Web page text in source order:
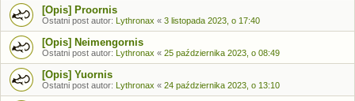
[Opis] Proornis
Ostatni post autor: Lythronax « 3 listopada 2023, o 17:40
[Opis] Neimengornis
Ostatni post autor: Lythronax « 25 października 2023, o 08:49
[Opis] Yuornis
Ostatni post autor: Lythronax « 24 października 2023, o 13:10